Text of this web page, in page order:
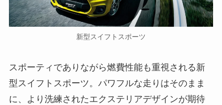
新型スイフトスポーツ
スポーティでありながら燃費性能も重視される新
型スイフトスポーツ。パワフルな走りはそのまま
に、より洗練されたエクステリアデザインが期待